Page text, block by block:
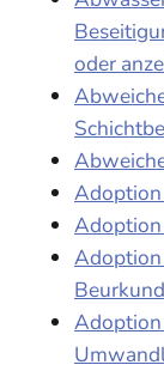
oder
Adoption
Adoption